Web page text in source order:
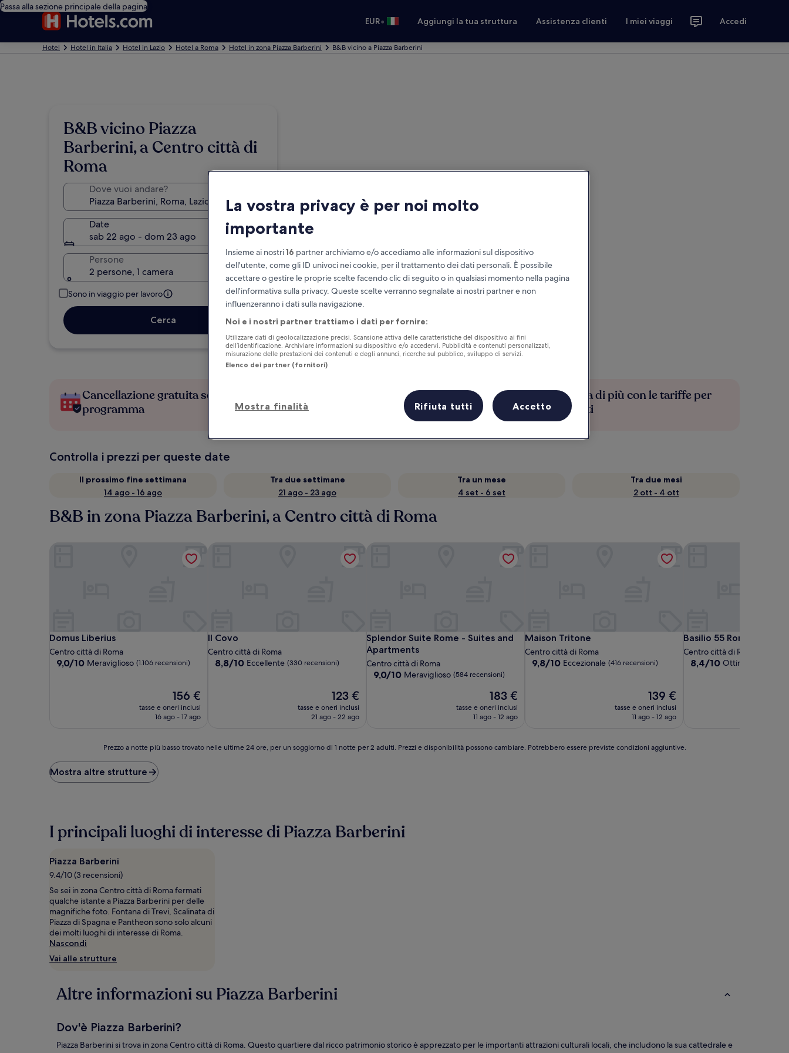
Passa alla sezione principale della pagina
EUR• Aggiungi la tua struttura Assistenza clienti I miei viaggi Accedi
Hotel Hotel in Italia Hotel in Lazio Hotel a Roma Hotel in zona Piazza Barberini B&B vicino a Piazza Barberini
B&B vicino Piazza
Barberini, a Centro città di
Roma
Dove vuoi andare?
Date
sab 22 ago - dom 23 ago
Persone
2 persone, 1 camera
Sono in viaggio per lavoro
Cerca
Cancellazione gratuita se cambi
programma
Accumula vantaggi con ogni notte di
Risparmia di più con le tariffe per
soli iscritti
Controlla i prezzi per queste date
Il prossimo fine settimana
14 ago - 16 ago
Tra due settimane
21 ago - 23 ago
Tra un mese
4 set - 6 set
Tra due mesi
2 ott - 4 ott
B&B in zona Piazza Barberini, a Centro città di Roma
Domus Liberius
Domus Liberius
Centro città di Roma
9.0
9,0/10 Meraviglioso (1.106 recensioni)
Il
prezzo
attuale
156 €
tasse e oneri inclusi
16 ago - 17 ago
Il Covo
Il Covo
Centro città di Roma
8.8
8,8/10 Eccellente (330 recensioni)
Il
prezzo
attuale
123 €
tasse e oneri inclusi
21 ago - 22 ago
Splendor Suite Rome - Suites and
Apartments
Splendor Suite Rome - Suites and Apartments
Centro città di Roma
9.0
9,0/10 Meraviglioso (584 recensioni)
Il
prezzo
attuale
183 €
tasse e oneri inclusi
11 ago - 12 ago
Splendor Suite Rome - Suites and Apartments
Maison Tritone
Maison Tritone
Centro città di Roma
9.8
9,8/10 Eccezionale (416 recensioni)
Il
prezzo
attuale
139 €
tasse e oneri inclusi
11 ago - 12 ago
Basilio 55 Rome
Basilio 55 Rome
Centro città di Roma
8.4
8,4/10 Ottimo
notte
più
ore,
un
soggiorno
di
1
notte
per
2
adulti.
Prezzi
e
cambiare.
Potrebbero
previste
condizioni
aggiuntive.
Prezzo a notte più basso trovato nelle ultime 24 ore, per un soggiorno di 1 notte per 2 adulti. Prezzi e disponibilità possono cambiare. Potrebbero essere previste condizioni aggiuntive.
Mostra altre strutture
I principali luoghi di interesse di Piazza Barberini
Piazza Barberini
9.4/10 (3 recensioni)
Se sei in zona Centro città di Roma fermati
qualche istante a Piazza Barberini per delle
magnifiche foto. Fontana di Trevi, Scalinata di
Piazza di Spagna e Pantheon sono solo alcuni
dei molti luoghi di interesse di Roma.
Nascondi
Vai alle strutture
Altre informazioni su Piazza Barberini
Dov'è Piazza Barberini?
Piazza Barberini si trova in zona Centro città di Roma. Questo quartiere dal ricco patrimonio storico è apprezzato per le importanti attrazioni culturali locali, che includono la sua cattedrale e
La vostra privacy è per noi molto
importante
Insieme ai nostri16 partner archiviamo e/o accediamo alle informazioni sul dispositivo
dell'utente, come gli ID univoci nei cookie, per il trattamento dei dati personali. È possibile
accettare o gestire le proprie scelte facendo clic di seguito o in qualsiasi momento nella pagina
dell'informativa sulla privacy. Queste scelte verranno segnalate ai nostri partner e non
influenzeranno i dati sulla navigazione.
Noi e i nostri partner trattiamo i dati per fornire:
Utilizzare dati di geolocalizzazione precisi. Scansione attiva delle caratteristiche del dispositivo ai fini
dell’identificazione. Archiviare informazioni su dispositivo e/o accedervi. Pubblicità e contenuti personalizzati,
misurazione delle prestazioni dei contenuti e degli annunci, ricerche sul pubblico, sviluppo di servizi.
Elenco dei partner (fornitori)
Mostra finalità Rifiuta tutti Accetto